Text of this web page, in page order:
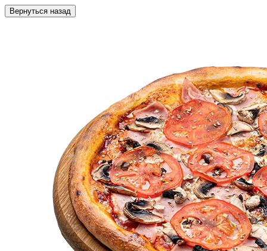
Вернуться назад